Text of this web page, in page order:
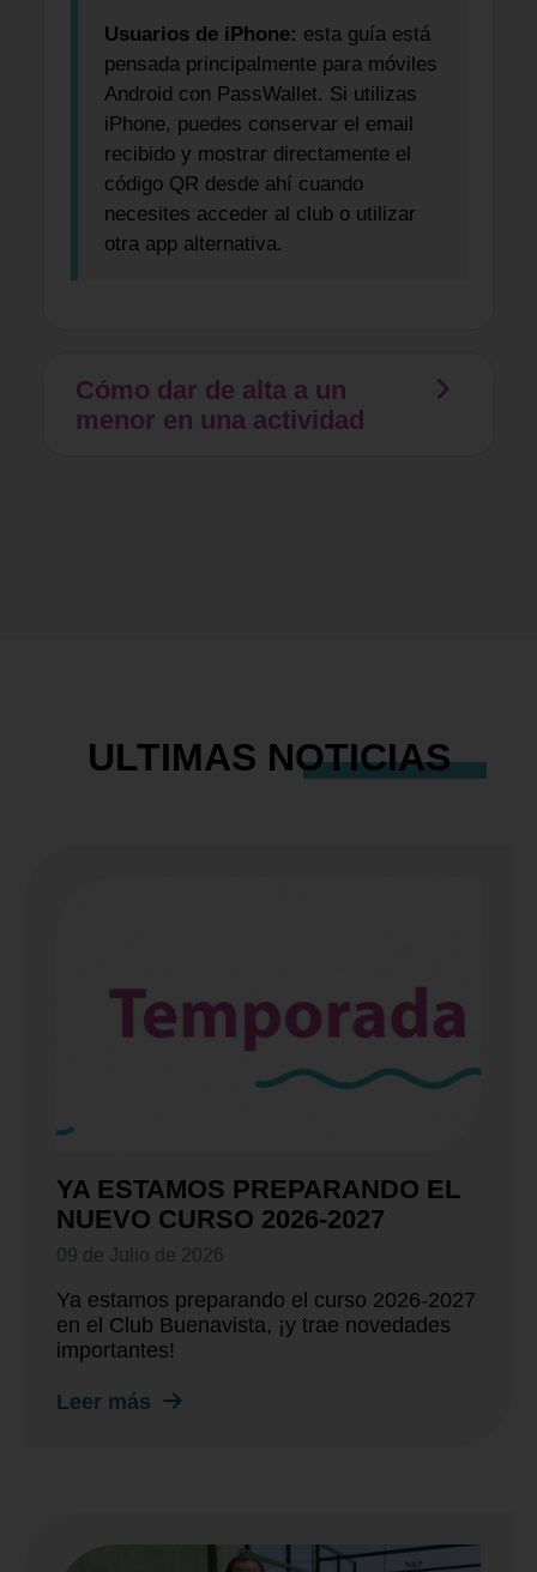
Usuarios de iPhone: esta guía está
pensada principalmente para móviles
Android con PassWallet. Si utilizas
iPhone, puedes conservar el email
recibido y mostrar directamente el
código QR desde ahí cuando
necesites acceder al club o utilizar
otra app alternativa.
Cómo dar de alta a un
menor en una actividad
ULTIMAS NOTICIAS
YA ESTAMOS PREPARANDO EL
NUEVO CURSO 2026-2027
09 de Julio de 2026
Ya estamos preparando el curso 2026-2027
en el Club Buenavista, ¡y trae novedades
importantes!
Leer más